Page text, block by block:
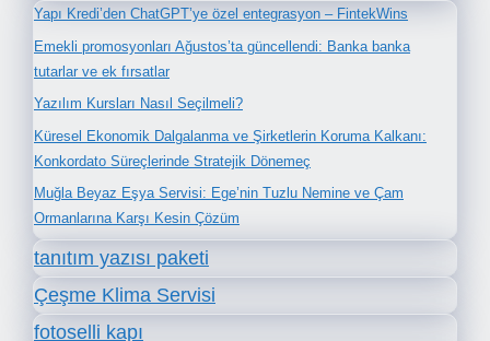
Yapı Kredi’den ChatGPT’ye özel entegrasyon – FintekWins
Emekli promosyonları Ağustos’ta güncellendi: Banka banka
tutarlar ve ek fırsatlar
Yazılım Kursları Nasıl Seçilmeli?
Küresel Ekonomik Dalgalanma ve Şirketlerin Koruma Kalkanı:
Konkordato Süreçlerinde Stratejik Dönemeç
Muğla Beyaz Eşya Servisi: Ege’nin Tuzlu Nemine ve Çam
Ormanlarına Karşı Kesin Çözüm
tanıtım yazısı paketi
Çeşme Klima Servisi
fotoselli kapı